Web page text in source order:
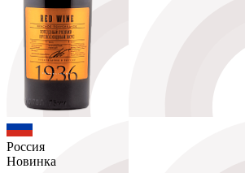
Россия
Новинка